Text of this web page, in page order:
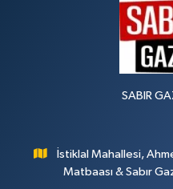
SABIR
İstiklal Mahallesi,
Matbaası & Sabır